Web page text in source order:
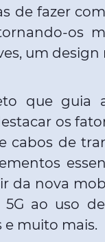
de fazer
os
um
que guia
os
cabos de
da nova
ao uso
muito mais.